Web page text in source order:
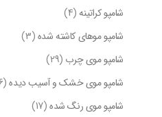
شامپو کراتینه (4)
شامپو موهای کاشته شده(3)
شامپو موی چرب (29)
شامپو موی خشک و آسیب دیده (26)
شامپو موی رنگ شده(17)